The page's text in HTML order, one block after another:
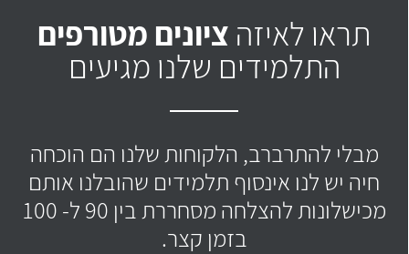
תראו לאיזה ציונים מטורפים
התלמידים שלנו מגיעים
מבלי להתרברב, הלקוחות שלנו הם הוכחה
חיה יש לנו אינסוף תלמידים שהובלנו אותם
מכישלונות להצלחה מסחררת בין 90 ל- 100
בזמן קצר.